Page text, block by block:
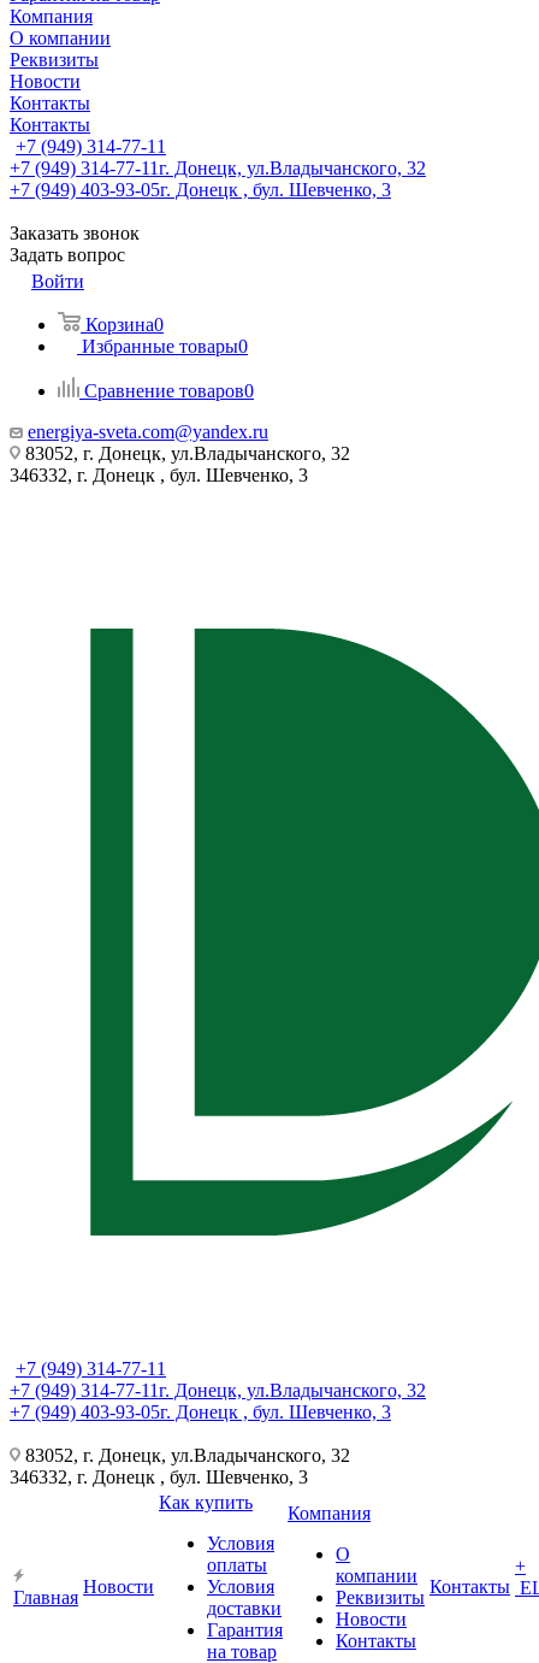
Компания
О компании
Реквизиты
Новости
Контакты
Контакты
+7 (949) 314-77-11
+7 (949) 314-77-11г. Донецк, ул.Владычанского, 32
+7 (949) 403-93-05г. Донецк , бул. Шевченко, 3
Заказать звонок
Задать вопрос
Войти
Корзина0
Избранные товары0
Сравнение товаров0
energiya-sveta.com@yandex.ru
83052, г. Донецк, ул.Владычанского, 32
346332, г. Донецк , бул. Шевченко, 3
+7 (949) 314-77-11
+7 (949) 314-77-11г. Донецк, ул.Владычанского, 32
+7 (949) 403-93-05г. Донецк , бул. Шевченко, 3
83052, г. Донецк, ул.Владычанского, 32
346332, г. Донецк , бул. Шевченко, 3
Главная
Новости
Как купить
Условия
оплаты
Условия
доставки
Гарантия
на товар
Компания
О
компании
Реквизиты
Новости
Контакты
Контакты
+